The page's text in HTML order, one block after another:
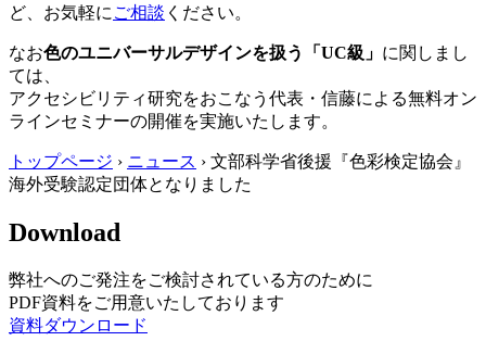
ど、お気軽に ご相談 ください。
なお色のユニバーサルデザインを扱う「UC級」 に関しまし
ては、
アクセシビリティ研究をおこなう代表・信藤による無料オン
ラインセミナーの開催を実施いたします。
トップページ › ニュース › 文部科学省後援『色彩検定協会』
海外受験認定団体となりました
Download
弊社へのご発注をご検討されている方のために
PDF資料をご用意いたしております
資料ダウンロード